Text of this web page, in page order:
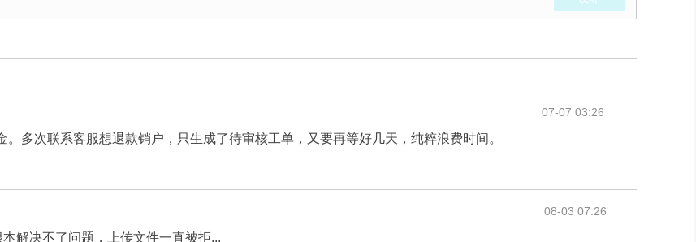
（知名外汇经纪商比较网站）颁发的享有盛名的奖项，对于能够凭借始终如一的卓越客户服务、绝
07-07 03:26
多次联系客服想退款销户，只生成了待审核工单，又要再等好几天，纯粹浪费时间。
08-03 07:26
解决不了问题，上传文件一直被拒...